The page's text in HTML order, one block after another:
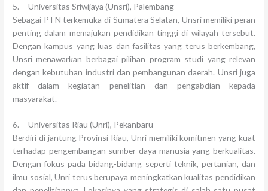
5. Universitas Sriwijaya (Unsri), Palembang
Sebagai PTN terkemuka di Sumatera Selatan, Unsri memiliki peran
penting dalam memajukan pendidikan tinggi di wilayah tersebut.
Dengan kampus yang luas dan fasilitas yang terus berkembang,
Unsri menawarkan berbagai pilihan program studi yang relevan
dengan kebutuhan industri dan pembangunan daerah. Unsri juga
aktif dalam kegiatan penelitian dan pengabdian kepada
masyarakat.
6. Universitas Riau (Unri), Pekanbaru
Berdiri di jantung Provinsi Riau, Unri memiliki komitmen yang kuat
terhadap pengembangan sumber daya manusia yang berkualitas.
Dengan fokus pada bidang-bidang seperti teknik, pertanian, dan
ilmu sosial, Unri terus berupaya meningkatkan kualitas pendidikan